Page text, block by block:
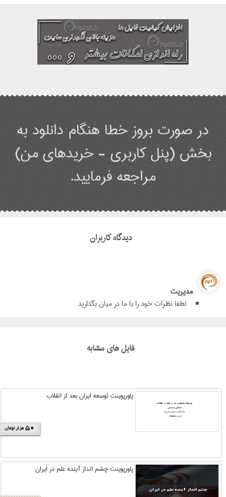
در صورت بروز خطا هنگام دانلود به
بخش (پنل کاربری - خریدهای من)
مراجعه فرمایید.
دیدگاه کاربران
مدیریت
لطفا نظرات خود را با ما در میان بگذارید
فایل های مشابه
پاورپوینت توسعه ایران بعد از انقلاب
50 هزار تومان
پاورپوینت چشم انداز آینده علم در ایران